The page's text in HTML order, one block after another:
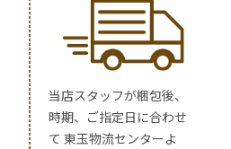
当店スタッフが梱包後、
時期、ご指定日に合わせ
て 東玉物流センターよ